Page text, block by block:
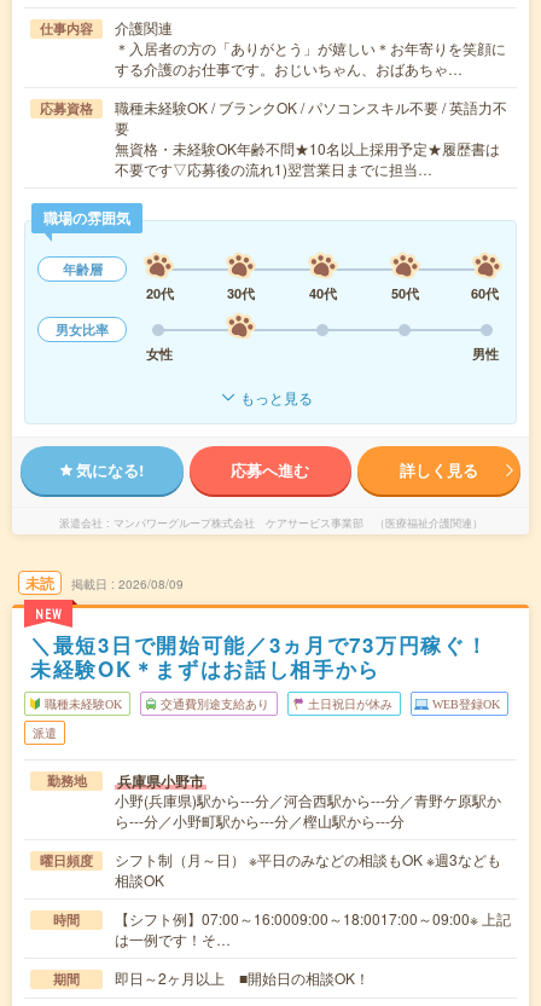
仕事内容
介護関連
＊入居者の方の「ありがとう」が嬉しい＊お年寄りを笑顔に
する介護のお仕事です。おじいちゃん、おばあちゃ…
応募資格
職種未経験OK / ブランクOK / パソコンスキル不要 / 英語力不
要
無資格・未経験OK年齢不問★10名以上採用予定★履歴書は
不要です▽応募後の流れ1)翌営業日までに担当…
職場の雰囲気
年齢層
20代
30代 40代 50代
60代
男女比率
女性
男性
もっと見る
気になる! 応募へ進む 詳しく見る
派遣会社 マンパワーグループ株式会社 ケアサービス事業部 （医療福祉介護関連）
未読
NEW
掲載日 2026/08/09
＼最短3日で開始可能／3ヵ月で73万円稼ぐ！
未経験OK＊まずはお話し相手から
職種未経験OK 交通費別途支給あり 土日祝日が休み WEB登録OK
派遣
勤務地 兵庫県小野市
小野(兵庫県)駅から---分／河合西駅から---分／青野ケ原駅か
ら---分／小野町駅から---分／樫山駅から---分
曜日頻度
シフト制（月～日） ※平日のみなどの相談もOK ※週3なども
相談OK
時間
【シフト例】07:00～16:0009:00～18:0017:00～09:00※ 上記
は一例です！そ…
期間 即日～2ヶ月以上 ■開始日の相談OK！